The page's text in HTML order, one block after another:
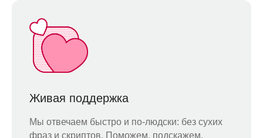
Живая поддержка
Мы отвечаем быстро и по-людски: без сухих
фраз и скриптов. Поможем, подскажем,